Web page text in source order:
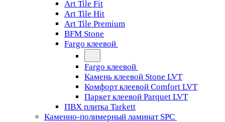
Art Tile Fit
Art Tile Hit
Art Tile Premium
BFM Stone
Fargo клеевой
Fargo клеевой
Камень клеевой Stone LVT
Комфорт клеевой Comfort LVT
Паркет клеевой Parquet LVT
ПВХ плитка Tarkett
Каменно-полимерный ламинат SPC